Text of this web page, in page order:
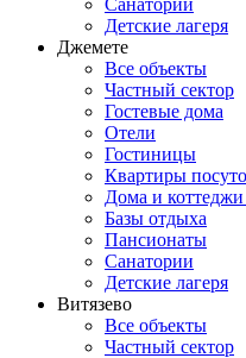
Санатории
Детские лагеря
Джемете
Все объекты
Частный сектор
Гостевые дома
Отели
Гостиницы
Квартиры
Дома и
Базы отдыха
Пансионаты
Санатории
Детские лагеря
Витязево
Все объекты
Частный сектор